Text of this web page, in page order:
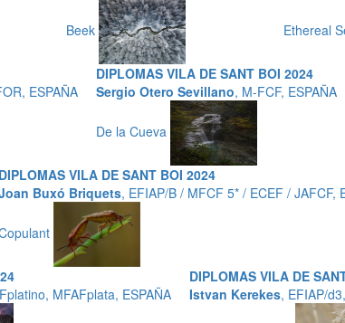
Beek Ethereal
ESPAÑA
DIPLOMAS VILA DE SANT BOI 2024
Sergio Otero Sevillano, M-FCF, ESPAÑA
De la Cueva
DIPLOMAS VILA DE SANT BOI 2024
Buxó Briquets, EFIAP/B / MFCF 5* / ECEF / JAFCF,
MFAFplata, ESPAÑA
DIPLOMAS VILA DE
Istvan Kerekes, EFIAP/